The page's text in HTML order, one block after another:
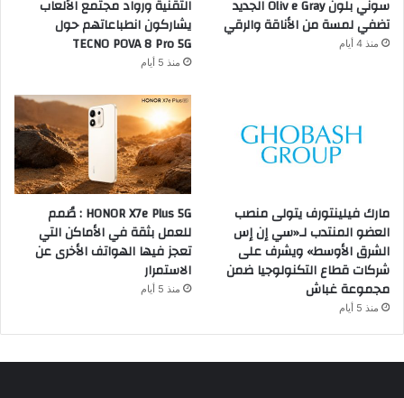
سوني بلون Oliv e Gray الجديد
تضفي لمسة من الأناقة والرقي
منذ 4 أيام
التقنية ورواد مجتمع الألعاب
يشاركون انطباعاتهم حول
TECNO POVA 8 Pro 5G
منذ 5 أيام
مارك فيلينتورف يتولى منصب
العضو المنتدب لـ«سي إن إس
الشرق الأوسط» ويشرف على
شركات قطاع التكنولوجيا ضمن
مجموعة غباش
منذ 5 أيام
HONOR X7e Plus 5G : صُمم
للعمل بثقة في الأماكن التي
تعجز فيها الهواتف الأخرى عن
الاستمرار
منذ 5 أيام